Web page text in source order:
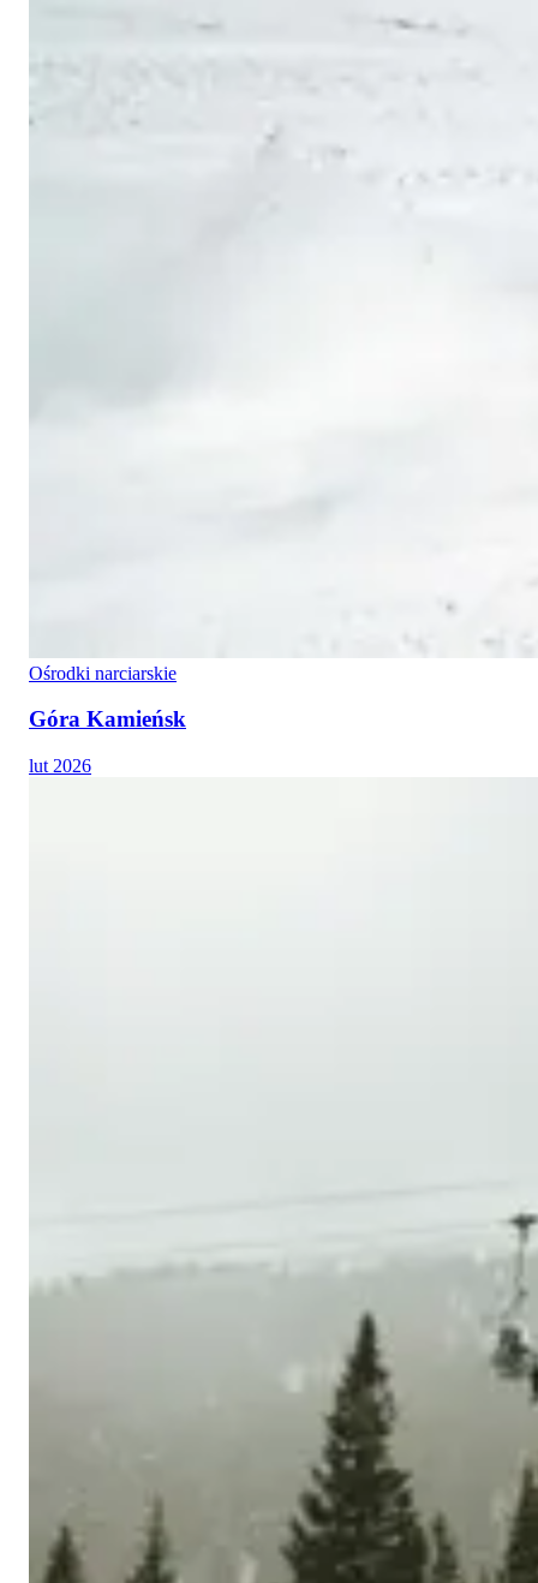
Ośrodki narciarskie
Góra Kamieńsk
lut 2026